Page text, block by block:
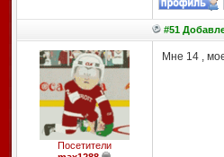
#51
Посетители
Мне 14 ,